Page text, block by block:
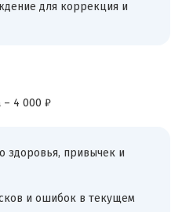
для коррекция и
– 4 000 ₽
здоровья, привычек и
и ошибок в текущем